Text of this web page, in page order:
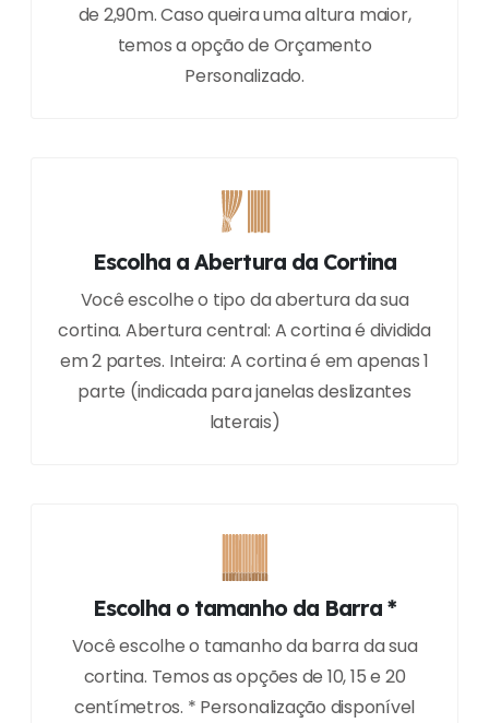
de 2,90m. Caso queira uma altura maior,
temos a opção de Orçamento
Personalizado.
Escolha a Abertura da Cortina
Você escolhe o tipo da abertura da sua
cortina. Abertura central: A cortina é dividida
em 2 partes. Inteira: A cortina é em apenas 1
parte (indicada para janelas deslizantes
laterais)
Escolha o tamanho da Barra *
Você escolhe o tamanho da barra da sua
cortina. Temos as opções de 10, 15 e 20
centímetros. * Personalização disponível